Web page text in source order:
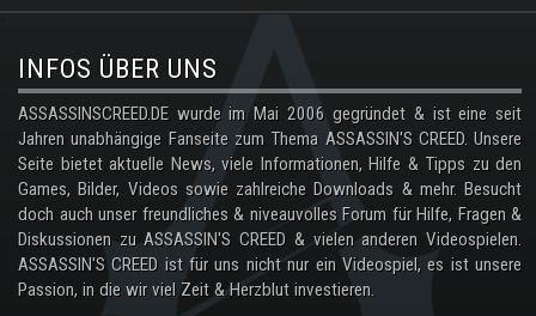
.
INFOS ÜBER UNS
ASSASSINSCREED.DE wurde im Mai 2006 gegründet & ist eine seit
Jahren unabhängige Fanseite zum Thema ASSASSIN'S CREED. Unsere
Seite bietet aktuelle News, viele Informationen, Hilfe & Tipps zu den
Games, Bilder, Videos sowie zahlreiche Downloads & mehr. Besucht
doch auch unser freundliches & niveauvolles Forum für Hilfe, Fragen &
Diskussionen zu ASSASSIN'S CREED & vielen anderen Videospielen.
ASSASSIN'S CREED ist für uns nicht nur ein Videospiel, es ist unsere
Passion, in die wir viel Zeit & Herzblut investieren.